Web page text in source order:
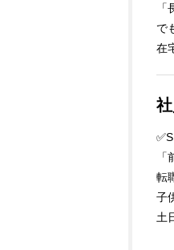
で
在
転
子
土